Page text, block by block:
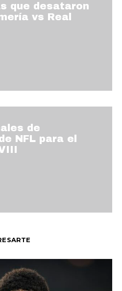
que desataron
vs Real
de
NFL para el